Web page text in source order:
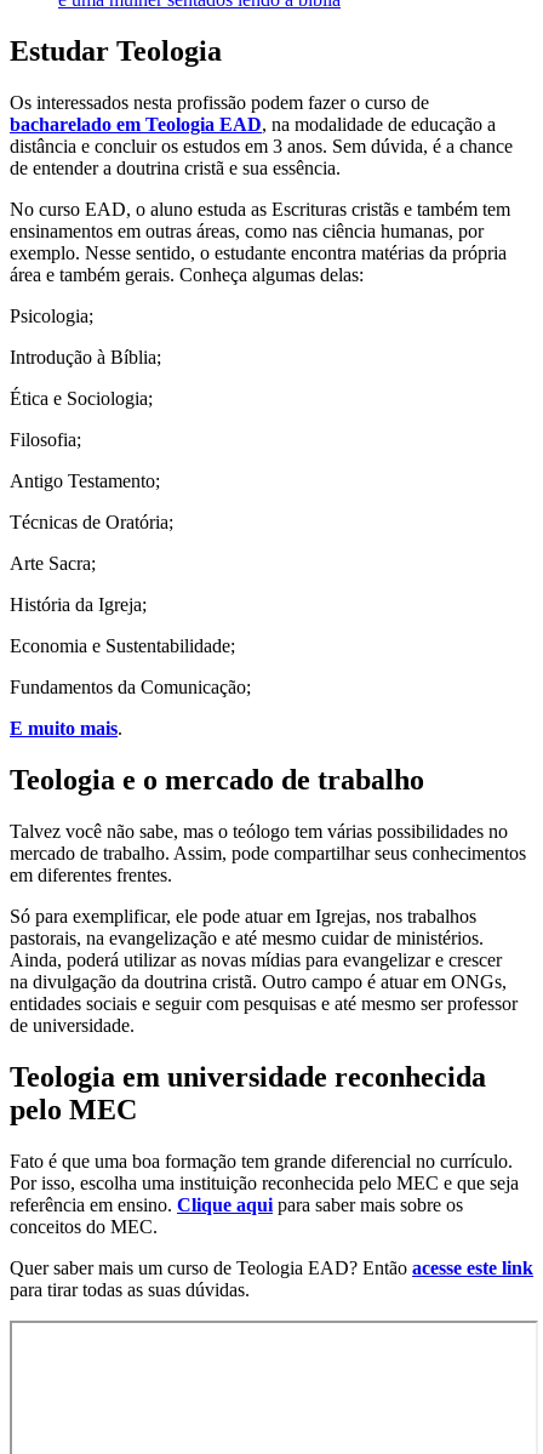
Estudar Teologia
Os interessados nesta profissão podem fazer o curso de
bacharelado em Teologia EAD, na modalidade de educação a
distância e concluir os estudos em 3 anos. Sem dúvida, é a chance
de entender a doutrina cristã e sua essência.
No curso EAD, o aluno estuda as Escrituras cristãs e também tem
ensinamentos em outras áreas, como nas ciência humanas, por
exemplo. Nesse sentido, o estudante encontra matérias da própria
área e também gerais. Conheça algumas delas:
Psicologia;
Introdução à Bíblia;
Ética e Sociologia;
Filosofia;
Antigo Testamento;
Técnicas de Oratória;
Arte Sacra;
História da Igreja;
Economia e Sustentabilidade;
Fundamentos da Comunicação;
E muito mais.
Teologia e o mercado de trabalho
Talvez você não sabe, mas o teólogo tem várias possibilidades no
mercado de trabalho. Assim, pode compartilhar seus conhecimentos
em diferentes frentes.
Só para exemplificar, ele pode atuar em Igrejas, nos trabalhos
pastorais, na evangelização e até mesmo cuidar de ministérios.
Ainda, poderá utilizar as novas mídias para evangelizar e crescer
na divulgação da doutrina cristã. Outro campo é atuar em ONGs,
entidades sociais e seguir com pesquisas e até mesmo ser professor
de universidade.
Teologia em universidade reconhecida
pelo MEC
Fato é que uma boa formação tem grande diferencial no currículo.
Por isso, escolha uma instituição reconhecida pelo MEC e que seja
referência em ensino. Clique aqui para saber mais sobre os
conceitos do MEC.
Quer saber mais um curso de Teologia EAD? Então acesse este link
para tirar todas as suas dúvidas.